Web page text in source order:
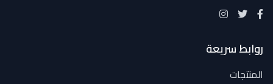
روابط سريعة
المنتجات